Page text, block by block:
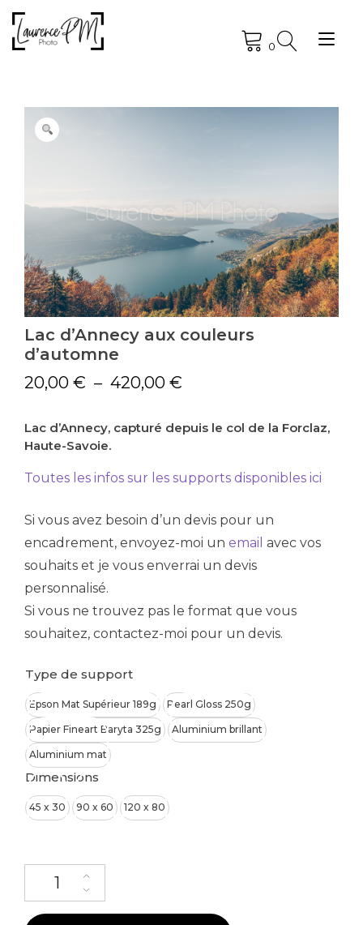
content
0
Lac d’Annecy aux couleurs
d’automne
20,00 € – 420,00 €
prix :
à
Lac d’Annecy, capturé depuis le col de la Forclaz,
Haute-Savoie.
Toutes les infos sur les supports disponibles ici
Si vous avez besoin d’un devis pour un
encadrement, envoyez-moi un email avec vos
souhaits et je vous enverrai un devis
personnalisé.
Si vous ne trouvez pas le format que vous
souhaitez, contactez-moi pour un devis.
Type de support
Epson Mat Supérieur 189g Pearl Gloss 250g
Papier Fineart Baryta 325g Aluminium brillant
Aluminium mat
Dimensions
45 x 30 90 x 60 120 x 80